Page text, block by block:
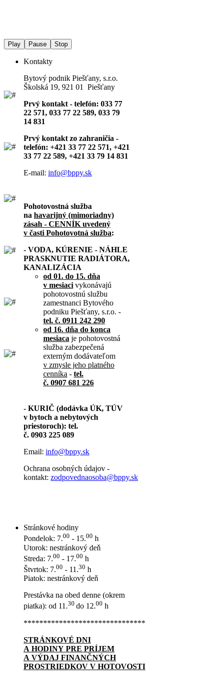
Play Pause Stop
Kontakty
Bytový podnik Piešťany, s.r.o.
Školská 19, 921 01 Piešťany
Prvý kontakt - telefón: 033 77
22 571, 033 77 22 589, 033 79
14 831
Prvý kontakt zo zahraničia -
telefón: +421 33 77 22 571, +421
33 77 22 589, +421 33 79 14 831
E-mail: info@bppy.sk
Pohotovostná služba
na havarijný (mimoriadny)
zásah - CENNÍK uvedený
v časti Pohotovotná služba:
- VODA, KÚRENIE - NÁHLE
PRASKNUTIE RADIÁTORA,
KANALIZÁCIA
od 01. do 15. dňa
v mesiaci vykonávajú
pohotovostnú službu
zamestnanci Bytového
podniku Piešťany, s.r.o. -
tel. č. 0911 242 290
od 16. dňa do konca
mesiaca je pohotovostná
služba zabezpečená
externým dodávateľom
v zmysle jeho platného
cenníka - tel.
č. 0907 681 226
- KURIČ (dodávka ÚK, TÚV
v bytoch a nebytových
priestoroch): tel.
č. 0903 225 089
Email: info@bppy.sk
Ochrana osobných údajov -
kontakt: zodpovednaosoba@bppy.sk
Stránkové hodiny
Pondelok: 7.00 - 15.00 h
Utorok: nestránkový deň
Streda: 7.00 - 17.00 h
Štvrtok: 7.00 - 11.30 h
Piatok: nestránkový deň
Prestávka na obed denne (okrem
piatka): od 11.30 do 12.00 h
*******************************
STRÁNKOVÉ DNI
A HODINY PRE PRÍJEM
A VÝDAJ FINANČNÝCH
PROSTRIEDKOV V HOTOVOSTI